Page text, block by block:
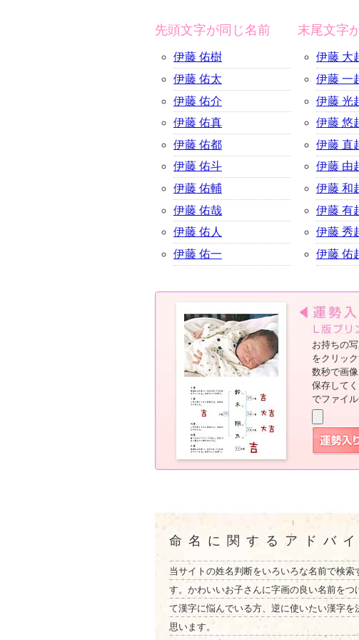
先頭文字が同じ名前
伊藤 佑樹
伊藤 佑太
伊藤 佑介
伊藤 佑真
伊藤 佑都
伊藤 佑斗
伊藤 佑輔
伊藤 佑哉
伊藤 佑人
伊藤 佑一
末尾文字
伊藤 大
伊藤 一
伊藤 光
伊藤 悠
伊藤 直
伊藤 由
伊藤 和
伊藤 有
伊藤 秀
伊藤 佑
お持ちの
をクリッ
数秒で画
保存して
でファイ
命名に関するアドバイ
当サイトの姓名判断をいろいろな名前で検
す。かわいいお子さんに字画の良い名前を
て漢字に悩んでいる方、逆に使いたい漢字
思います。